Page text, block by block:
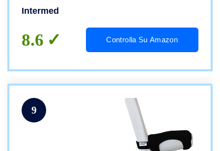
Intermed
8.6 Controlla Su Amazon
9